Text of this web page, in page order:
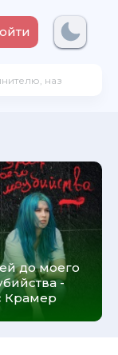
до моего
-
Крамер